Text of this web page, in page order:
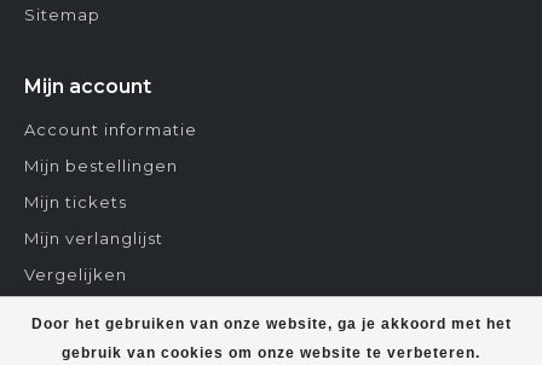
Door het gebruiken van onze website, ga je akkoord met het
gebruik van cookies om onze website te verbeteren.
Sitemap
Mijn account
Account informatie
Mijn bestellingen
Mijn tickets
Mijn verlanglijst
Vergelijken